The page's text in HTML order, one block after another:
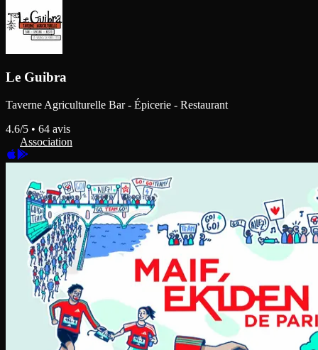
Le Guibra
Taverne Agriculturelle Bar - Épicerie - Restaurant
4.6/5 • 64 avis
Association